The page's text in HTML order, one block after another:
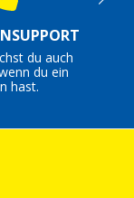
du auch
du ein
hast.